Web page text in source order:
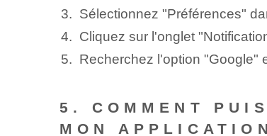
Sélectionnez "Préférences"
Cliquez sur l'onglet
Recherchez l'option "Google"
5. COMMENT
MON